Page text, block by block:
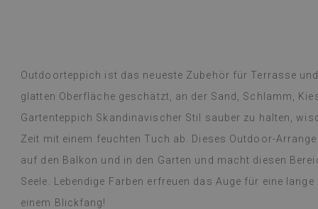
Outdoorteppich ist das neueste Zubehör für Terrasse
glatten Oberfläche geschätzt, an der Sand, Schlamm,
Gartenteppich Skandinavischer Stil sauber zu halten,
Zeit mit einem feuchten Tuch ab. Dieses Outdoor-
auf den Balkon und in den Garten und macht diesen
Seele. Lebendige Farben erfreuen das Auge für eine
einem Blickfang!
beschrieben,
mühelos, und
begeistert und
dünne Folie
einer Woche,
dem Gasherd
Probleme
einem
vor 1 Jahr